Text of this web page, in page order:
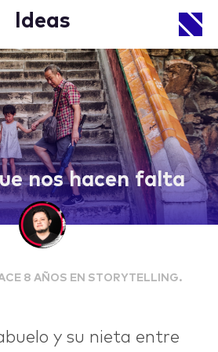
Ideas
nos hacen falta
8 AÑOS EN STORYTELLING.
y su nieta entre